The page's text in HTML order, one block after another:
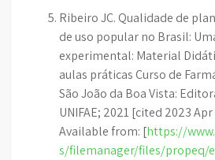
Ribeiro JC. Qualidade de
de uso popular no Brasil:
experimental: Material
aulas práticas Curso de
São João da Boa Vista:
UNIFAE; 2021 [cited 2023
Available from: [https://
s/filemanager/files/propeq/